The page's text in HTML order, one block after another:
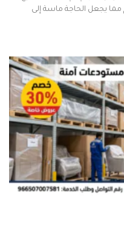
مما يجعل الحاجة ماسة إلى